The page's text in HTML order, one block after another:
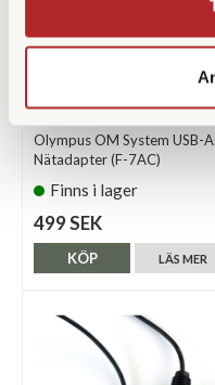
Olympus
Olympus OM System USB-
Nätadapter (F-7AC)
Finns i lager
499 SEK
LÄS MER
KÖP